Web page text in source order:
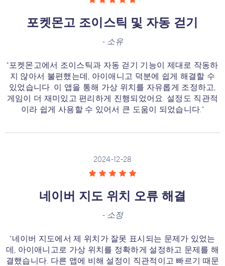
포켓몬고 조이스틱 및 자동 걷기
- 소유
"포켓몬고에서 조이스틱과 자동 걷기 기능이 제대로 작동하
지 않아서 불편했는데, 아이애니고 덕분에 쉽게 해결할 수
있었습니다. 이 앱을 통해 가상 위치를 자유롭게 조정하고,
게임이 더 재미있고 편리하게 진행되었어요. 설정도 직관적
이라 쉽게 사용할 수 있어서 큰 도움이 되었습니다."
2024-12-28
네이버 지도 위치 오류 해결
- 소정
"네이버 지도에서 제 위치가 잘못 표시되는 문제가 있었는
데, 아이애니고로 가상 위치를 정확하게 설정하고 문제를 해
결했습니다. 다른 앱에 비해 설정이 직관적이고 빠르기 때문